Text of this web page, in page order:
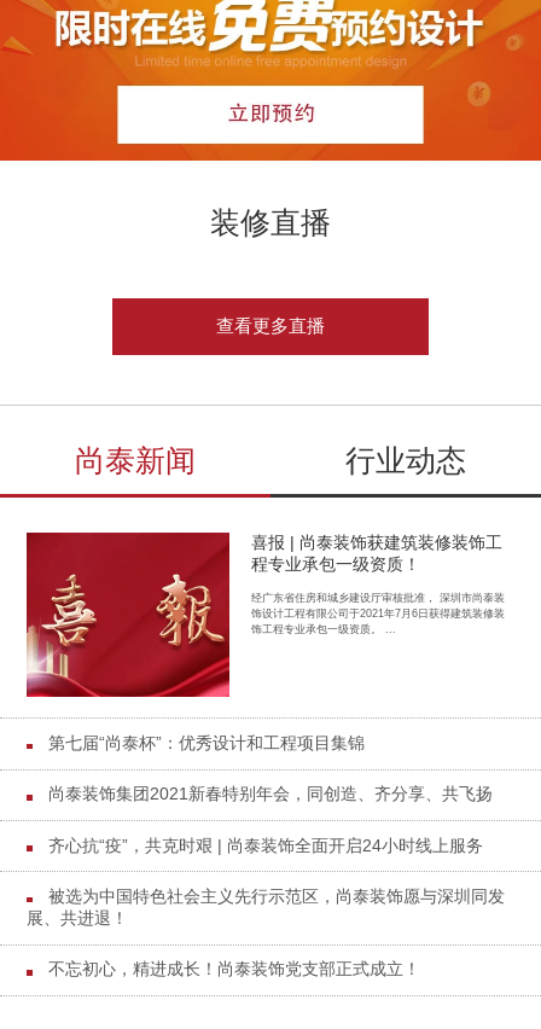
装修直播
查看更多直播
尚泰新闻 行业动态
喜报 | 尚泰装饰获建筑装修装饰工
程专业承包一级资质！
经广东省住房和城乡建设厅审核批准， 深圳市尚泰装
饰设计工程有限公司于2021年7月6日获得建筑装修装
饰工程专业承包一级资质。 ...
第七届“尚泰杯”：优秀设计和工程项目集锦
尚泰装饰集团2021新春特别年会，同创造、齐分享、共飞扬
齐心抗“疫”，共克时艰 | 尚泰装饰全面开启24小时线上服务
被选为中国特色社会主义先行示范区，尚泰装饰愿与深圳同发
展、共进退！
不忘初心，精进成长！尚泰装饰党支部正式成立！